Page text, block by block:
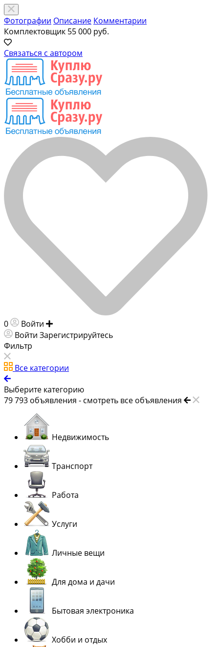
Фотографии Описание Комментарии
Комплектовщик 55 000 руб.
Связаться с автором
0 Войти
Войти Зарегистрируйтесь
Фильтр
Все категории
Выберите категорию
79 793 объявления - смотреть все объявления
Недвижимость
Транспорт
Работа
Услуги
Личные вещи
Для дома и дачи
Бытовая электроника
Хобби и отдых